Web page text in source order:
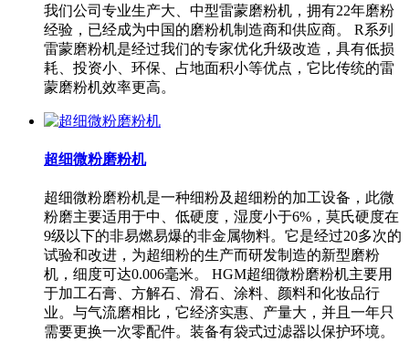
我们公司专业生产大、中型雷蒙磨粉机，拥有22年磨粉
经验，已经成为中国的磨粉机制造商和供应商。 R系列
雷蒙磨粉机是经过我们的专家优化升级改造，具有低损
耗、投资小、环保、占地面积小等优点，它比传统的雷
蒙磨粉机效率更高。
超细微粉磨粉机
超细微粉磨粉机是一种细粉及超细粉的加工设备，此微
粉磨主要适用于中、低硬度，湿度小于6%，莫氏硬度在
9级以下的非易燃易爆的非金属物料。它是经过20多次的
试验和改进，为超细粉的生产而研发制造的新型磨粉
机，细度可达0.006毫米。 HGM超细微粉磨粉机主要用
于加工石膏、方解石、滑石、涂料、颜料和化妆品行
业。与气流磨相比，它经济实惠、产量大，并且一年只
需要更换一次零配件。装备有袋式过滤器以保护环境。